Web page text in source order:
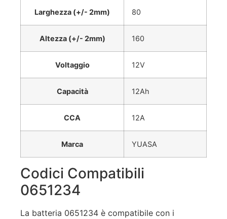
Larghezza (+/- 2mm) 80
Altezza (+/- 2mm) 160
Voltaggio 12V
Capacità 12Ah
CCA 12A
Marca YUASA
Codici Compatibili
0651234
La batteria 0651234 è compatibile con i